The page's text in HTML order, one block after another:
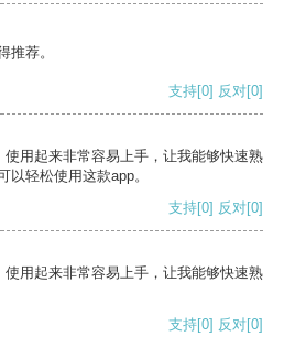
推荐。
支持[0] 反对[0]
用起来非常容易上手，让我能够快速熟
以轻松使用这款app。
支持[0] 反对[0]
用起来非常容易上手，让我能够快速熟
支持[0] 反对[0]